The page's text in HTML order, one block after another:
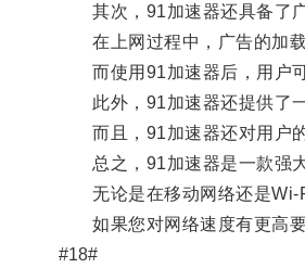
其次，91加速器还具备了广
在上网过程中，广告的加载
而使用91加速器后，用户可
此外，91加速器还提供了一
而且，91加速器还对用户的
总之，91加速器是一款强大
无论是在移动网络还是Wi-Fi
如果您对网络速度有更高要
#18#